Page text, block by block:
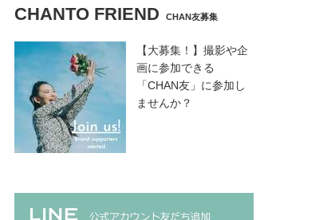
CHANTO FRIEND CHAN友募集
【大募集！】撮影や企
画に参加できる
「CHAN友」に参加し
ませんか？